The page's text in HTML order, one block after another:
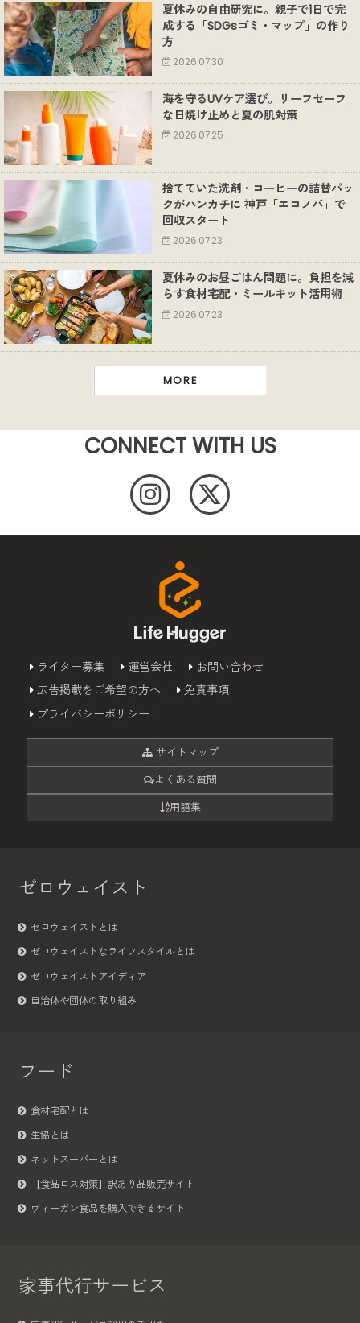
夏休みの自由研究に。親子で1日で完
成する「SDGsゴミ・マップ」の作り
方
2026.07.30
海を守るUVケア選び。リーフセーフ
な日焼け止めと夏の肌対策
2026.07.25
捨てていた洗剤・コーヒーの詰替パッ
クがハンカチに 神戸「エコノバ」で
回収スタート
2026.07.23
夏休みのお昼ごはん問題に。負担を減
らす食材宅配・ミールキット活用術
2026.07.23
MORE
CONNECT WITH US
ライター募集 運営会社
お問い合わせ
広告掲載をご希望の方へ
免責事項
プライバシーポリシー
サイトマップ
よくある質問
用語集
ゼロウェイスト
ゼロウェイストとは
ゼロウェイストなライフスタイルとは
ゼロウェイストアイディア
自治体や団体の取り組み
フード
食材宅配とは
生協とは
ネットスーパーとは
【食品ロス対策】訳あり品販売サイト
ヴィーガン食品を購入できるサイト
家事代行サービス